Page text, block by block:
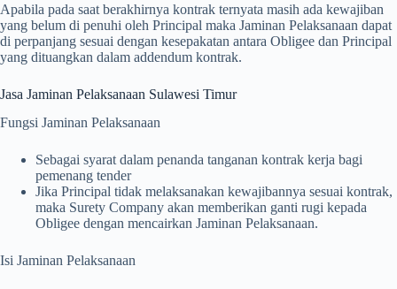
Apabila pada saat berakhirnya kontrak ternyata masih ada kewajiban
yang belum di penuhi oleh Principal maka Jaminan Pelaksanaan dapat
di perpanjang sesuai dengan kesepakatan antara Obligee dan Principal
yang dituangkan dalam addendum kontrak.
Jasa Jaminan Pelaksanaan Sulawesi Timur
Fungsi Jaminan Pelaksanaan
Sebagai syarat dalam penanda tanganan kontrak kerja bagi
pemenang tender
Jika Principal tidak melaksanakan kewajibannya sesuai kontrak,
maka Surety Company akan memberikan ganti rugi kepada
Obligee dengan mencairkan Jaminan Pelaksanaan.
Isi Jaminan Pelaksanaan